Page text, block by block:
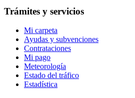
Trámites y servicios
Mi carpeta
Ayudas y subvenciones
Contrataciones
Mi pago
Meteorología
Estado del tráfico
Estadística